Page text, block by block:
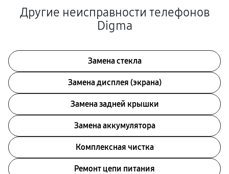
Другие неисправности телефонов
Digma
Замена стекла
Замена дисплея (экрана)
Замена задней крышки
Замена аккумулятора
Комплексная чистка
Ремонт цепи питания